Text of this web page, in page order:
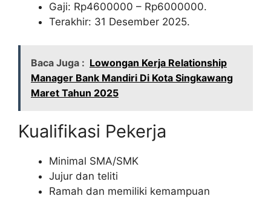
Gaji: Rp4600000 – Rp6000000.
Terakhir: 31 Desember 2025.
Baca Juga : Lowongan Kerja Relationship
Manager Bank Mandiri Di Kota Singkawang
Maret Tahun 2025
Kualifikasi Pekerja
Minimal SMA/SMK
Jujur dan teliti
Ramah dan memiliki kemampuan